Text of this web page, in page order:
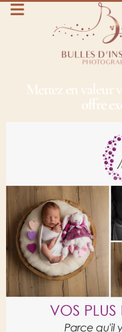
Mettez en valeur
offre